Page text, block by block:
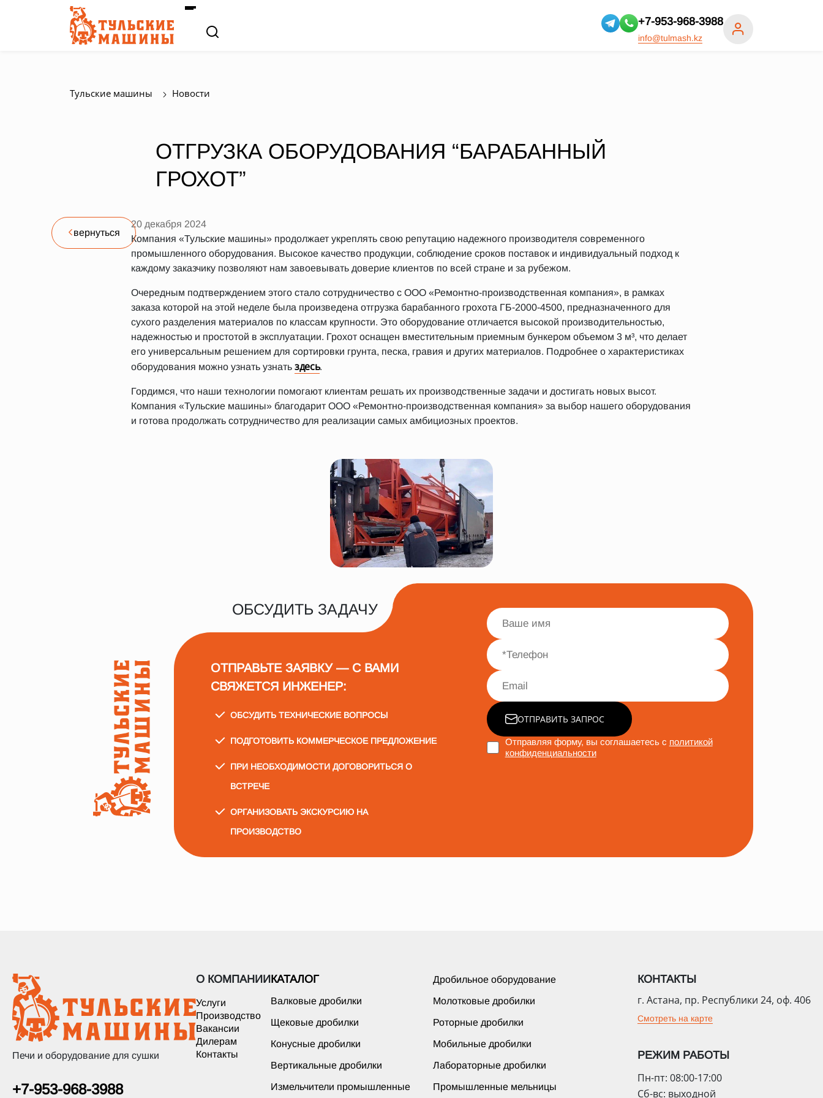
+7-953-968-3988
info@tulmash.kz
Тульские машины Новости
ОТГРУЗКА ОБОРУДОВАНИЯ “БАРАБАННЫЙ
ГРОХОТ”
вернуться
20 декабря 2024
Компания «Тульские машины» продолжает укреплять свою репутацию надежного производителя современного
промышленного оборудования. Высокое качество продукции, соблюдение сроков поставок и индивидуальный подход к
каждому заказчику позволяют нам завоевывать доверие клиентов по всей стране и за рубежом.
Очередным подтверждением этого стало сотрудничество с ООО «Ремонтно-производственная компания», в рамках
заказа которой на этой неделе была произведена отгрузка барабанного грохота ГБ-2000-4500, предназначенного для
сухого разделения материалов по классам крупности. Это оборудование отличается высокой производительностью,
надежностью и простотой в эксплуатации. Грохот оснащен вместительным приемным бункером объемом 3 м³, что делает
его универсальным решением для сортировки грунта, песка, гравия и других материалов. Подробнее о характеристиках
оборудования можно узнать узнать здесь.
Гордимся, что наши технологии помогают клиентам решать их производственные задачи и достигать новых высот.
Компания «Тульские машины» благодарит ООО «Ремонтно-производственная компания» за выбор нашего оборудования
и готова продолжать сотрудничество для реализации самых амбициозных проектов.
ОБСУДИТЬ ЗАДАЧУ
ОТПРАВЬТЕ ЗАЯВКУ — С ВАМИ
СВЯЖЕТСЯ ИНЖЕНЕР:
ОБСУДИТЬ ТЕХНИЧЕСКИЕ ВОПРОСЫ
ПОДГОТОВИТЬ КОММЕРЧЕСКОЕ ПРЕДЛОЖЕНИЕ
ПРИ НЕОБХОДИМОСТИ ДОГОВОРИТЬСЯ О
ВСТРЕЧЕ
ОРГАНИЗОВАТЬ ЭКСКУРСИЮ НА
ПРОИЗВОДСТВО
ОТПРАВИТЬ ЗАПРОС
Отправляя форму, вы соглашаетесь с политикой
конфиденциальности
Печи и оборудование для сушки
+7-953-968-3988
О КОМПАНИИ
Услуги
Производство
Вакансии
Дилерам
Контакты
КАТАЛОГ Дробильное оборудование
Валковые дробилки Молотковые дробилки
Щековые дробилки Роторные дробилки
Конусные дробилки Мобильные дробилки
Вертикальные дробилки Лабораторные дробилки
Измельчители промышленные Промышленные мельницы
КОНТАКТЫ
г. Астана, пр. Республики 24, оф. 406
Смотреть на карте
РЕЖИМ РАБОТЫ
Пн-пт: 08:00-17:00
Сб-вс: выходной